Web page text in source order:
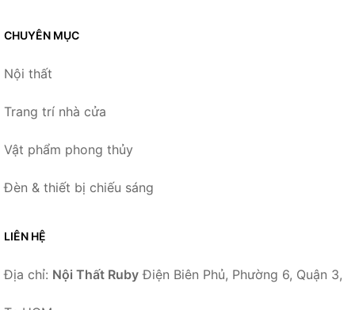
CHUYÊN MỤC
Nội thất
Trang trí nhà cửa
Vật phẩm phong thủy
Đèn & thiết bị chiếu sáng
LIÊN HỆ
Địa chỉ: Nội Thất Ruby Điện Biên Phủ, Phường 6, Quận 3,